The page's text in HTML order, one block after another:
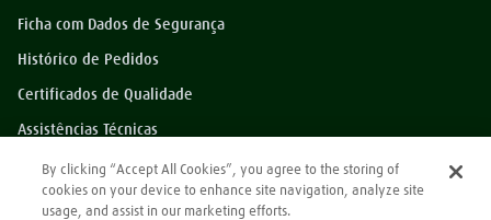
Ficha com Dados de Segurança
Histórico de Pedidos
Certificados de Qualidade
Assistências Técnicas
Dúvidas?
Perguntas Frequentes
By clicking “Accept All Cookies”, you agree to the storing of
cookies on your device to enhance site navigation, analyze site
usage, and assist in our marketing efforts.